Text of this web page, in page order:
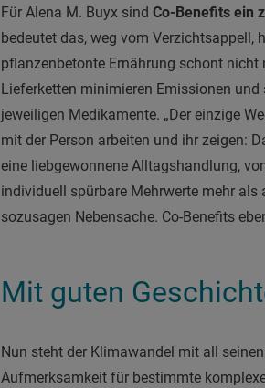
Für Alena M. Buyx sind Co-Benefits ein
bedeutet das, weg vom Verzichtsappell,
pflanzenbetonte Ernährung schont nicht
Lieferketten minimieren Emissionen und
jeweiligen Medikamente. „Der einzige
mit der Person arbeiten und ihr zeigen:
eine liebgewonnene Alltagshandlung,
individuell spürbare Mehrwerte mehr
sozusagen Nebensache. Co-Benefits
Mit guten
Nun steht der Klimawandel mit all
Aufmerksamkeit für bestimmte